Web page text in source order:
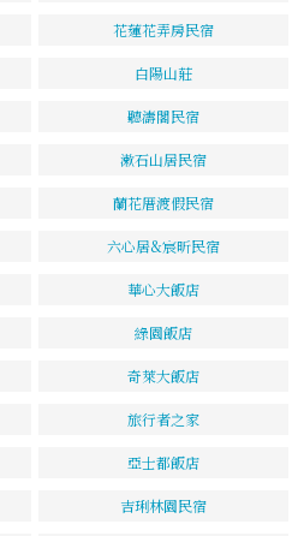
花蓮花弄房民宿
白陽山莊
聽濤閣民宿
漱石山居民宿
蘭花厝渡假民宿
六心居&宸昕民宿
華心大飯店
綠園飯店
奇萊大飯店
旅行者之家
亞士都飯店
吉琍林園民宿